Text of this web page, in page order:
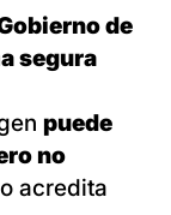
de
segura
puede
no
acredita